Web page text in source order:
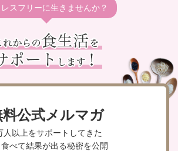
レスフリーに生きませんか？
料公式メルマガ
人以上をサポートしてきた
べて結果が出る秘密を公開